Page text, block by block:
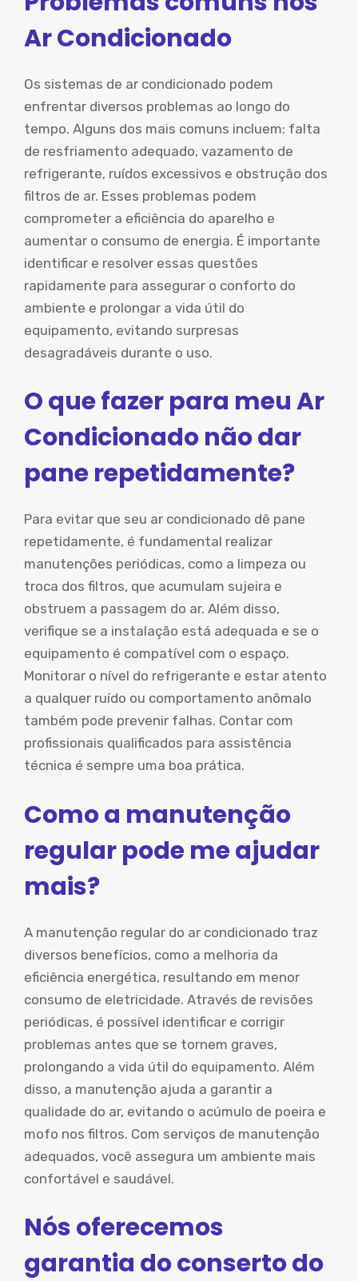
Ar Condicionado
Os sistemas de ar condicionado podem
enfrentar diversos problemas ao longo do
tempo. Alguns dos mais comuns incluem: falta
de resfriamento adequado, vazamento de
refrigerante, ruídos excessivos e obstrução dos
filtros de ar. Esses problemas podem
comprometer a eficiência do aparelho e
aumentar o consumo de energia. É importante
identificar e resolver essas questões
rapidamente para assegurar o conforto do
ambiente e prolongar a vida útil do
equipamento, evitando surpresas
desagradáveis durante o uso.
O que fazer para meu Ar
Condicionado não dar
pane repetidamente?
Para evitar que seu ar condicionado dê pane
repetidamente, é fundamental realizar
manutenções periódicas, como a limpeza ou
troca dos filtros, que acumulam sujeira e
obstruem a passagem do ar. Além disso,
verifique se a instalação está adequada e se o
equipamento é compatível com o espaço.
Monitorar o nível do refrigerante e estar atento
a qualquer ruído ou comportamento anômalo
também pode prevenir falhas. Contar com
profissionais qualificados para assistência
técnica é sempre uma boa prática.
Como a manutenção
regular pode me ajudar
mais?
A manutenção regular do ar condicionado traz
diversos benefícios, como a melhoria da
eficiência energética, resultando em menor
consumo de eletricidade. Através de revisões
periódicas, é possível identificar e corrigir
problemas antes que se tornem graves,
prolongando a vida útil do equipamento. Além
disso, a manutenção ajuda a garantir a
qualidade do ar, evitando o acúmulo de poeira e
mofo nos filtros. Com serviços de manutenção
adequados, você assegura um ambiente mais
confortável e saudável.
Nós oferecemos
garantia do conserto do